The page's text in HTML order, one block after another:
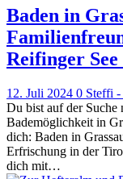
Baden in
Reifinger
12. Juli 2024 0 Steffi -
Du bist auf der Suche
Bademöglichkeit in
dich: Baden in
Erfrischung in der
dich mit…